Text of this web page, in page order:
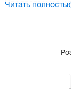
Предлагаемое к
именем на
разработка
линейки
Владельцем
20%. А любая
установку из
Читать